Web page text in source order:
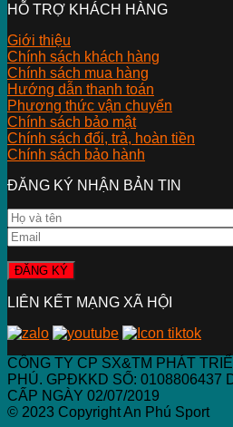
HỖ TRỢ KHÁCH HÀNG
Giới thiệu
Chính sách khách hàng
Chính sách mua hàng
Hướng dẫn thanh toán
Phương thức vận chuyển
Chính sách bảo mật
Chính sách đổi, trả, hoàn tiền
Chính sách bảo hành
ĐĂNG KÝ NHẬN BẢN TIN
LIÊN KẾT MẠNG XÃ HỘI
CÔNG TY CP SX&TM PHÁT
PHÚ. GPĐKKD SỐ: 0108806437
CẤP NGÀY 02/07/2019
© 2023 Copyright An Phú Sport